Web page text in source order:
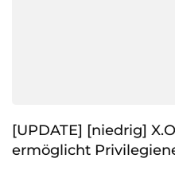
[UPDATE] [niedrig]
ermöglicht